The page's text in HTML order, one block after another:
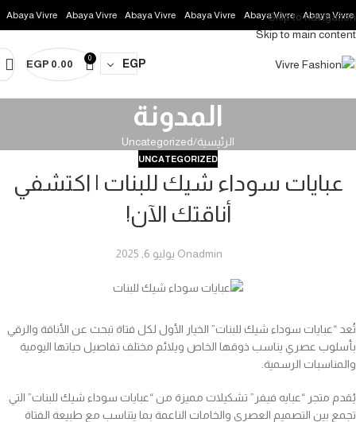
Skip to navigation
Skip to main content
Vivre Abaya Vivre Abaya Vivre Abaya Vivre Abaya Vivre Abaya Vivre
EGP
0
EGP 0.00
المدونة
الرئيسية Uncategorized
UNCATEGORIZED
عبايات سوداء شيك للبنات | اكتشفي
أناقتك الآن!
adminOn يوليو 6, 2025
تُعد “عبايات سوداء شيك للبنات” الخيار الأول لكل فتاة تبحث عن الأناقة والرقي
بأسلوب عصري يناسب ذوقها الخاص ويلائم مختلف تفاصيل حياتها اليومية
والمناسبات الرسمية.
يُقدم متجر “عبايه فيفر” تشكيلات مميزة من “عبايات سوداء شيك للبنات” التي
تجمع بين التصميم العصري والخامات الناعمة بما يتناسب مع طبيعة الفتاة